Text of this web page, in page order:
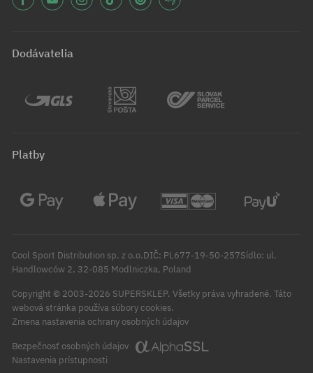
Dodávatelia
Platby
Cool Sport Distribution sp. z o.o.DIČ: PL677-19-50-257Sídlo: ul.
Handlowców 2, 32-085 Modlniczka, Poland
Copyright © 2003-2026 SUPERSKLEP. Všetky práva vyhradené. Táto
webová stránka používa súbory cookies.
Zmena nastavenia ochrany osobných údajov
Bezpečnosť osobných údajov
Nastavenia prístupnosti